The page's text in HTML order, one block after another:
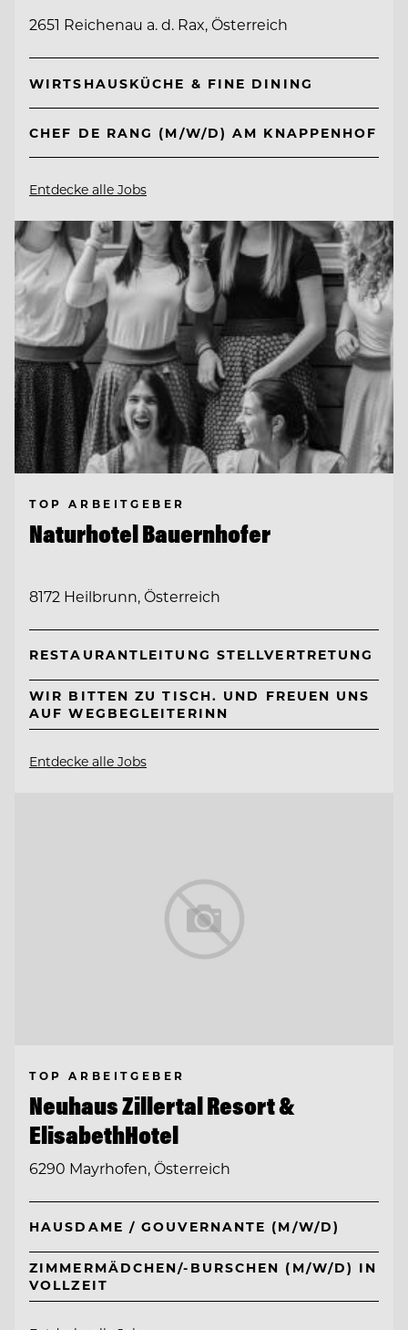
2651 Reichenau a. d. Rax, Österreich
WIRTSHAUSKÜCHE & FINE DINING
CHEF DE RANG (M/W/D) AM KNAPPENHOF
Entdecke alle Jobs
TOP ARBEITGEBER
Naturhotel Bauernhofer
8172 Heilbrunn, Österreich
RESTAURANTLEITUNG STELLVERTRETUNG
WIR BITTEN ZU TISCH. UND FREUEN UNS
AUF WEGBEGLEITERINN
Entdecke alle Jobs
TOP ARBEITGEBER
Neuhaus Zillertal Resort &
ElisabethHotel
6290 Mayrhofen, Österreich
HAUSDAME / GOUVERNANTE (M/W/D)
ZIMMERMÄDCHEN/-BURSCHEN (M/W/D) IN
VOLLZEIT